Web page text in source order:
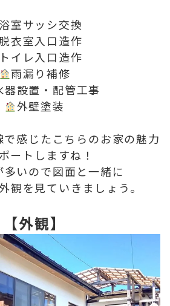
浴室サッシ交換
脱衣室入口造作
トイレ入口造作
雨漏り補修
器設置・配管工事
外壁塗装
で感じたこちらのお家の魅力
ートしますね！
多いので図面と一緒に
観を見ていきましょう。
【外観】